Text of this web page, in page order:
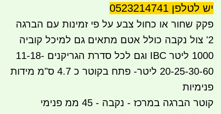
יש לטלפן 0523214741
פקק שחור או כחול צבע על פי זמינות עם הברגה
2' צול נקבה כולל אטם מתאים גם למיכל קוביה
1000 ליטר IBC וגם לכל סדרת הגריקנים 11-18-
20-25-30-60 ליטר- פתח בקוטר כ 4.7 ס"מ מידות
פנימיות
קוטר הברגה במרכז - נקבה - 45 ממ פנימי